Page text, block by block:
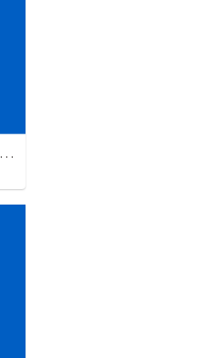
Exode moderne, seras-tu un pharaons modernes ?